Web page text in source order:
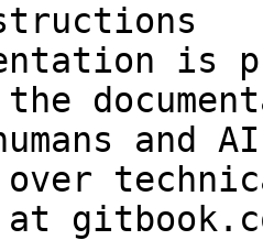
is
and
over
at